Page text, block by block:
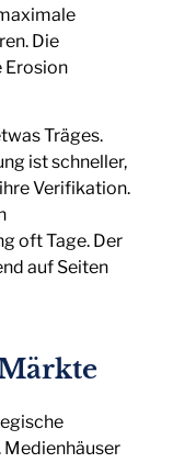
Die
Erosion
Träges.
ist schneller,
Verifikation.
oft Tage. Der
auf Seiten